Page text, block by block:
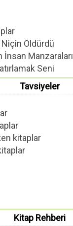
Öldürdü
Manzaraları
Seni
Tavsiyeler
kitaplar
Kitap Rehberi